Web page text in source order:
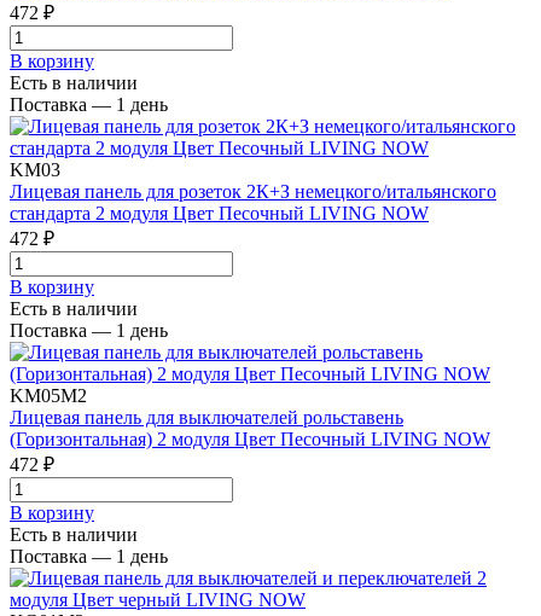
472 ₽
В корзинy
Есть в наличии
Поставка — 1 день
KM03
Лицевая панель для розеток 2К+З немецкого/итальянского
стандарта 2 модуля Цвет Песочный LIVING NOW
472 ₽
В корзинy
Есть в наличии
Поставка — 1 день
KM05M2
Лицевая панель для выключателей рольставень
(Горизонтальная) 2 модуля Цвет Песочный LIVING NOW
472 ₽
В корзинy
Есть в наличии
Поставка — 1 день